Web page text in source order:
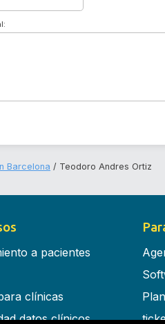
Barcelona Teodoro Andres Ortiz
a pacientes
clínicas
datos clínicos